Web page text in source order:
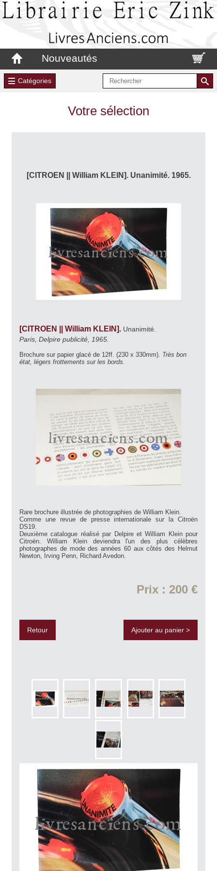
Nouveautés
Catégories
Votre sélection
[CITROEN || William KLEIN]. Unanimité. 1965.
[CITROEN || William KLEIN]. Unanimité.
Paris, Delpire publicité, 1965.
Brochure sur papier glacé de 12ff. (230 x 330mm). Très bon
état, légers frottements sur les bords.
Rare brochure illustrée de photographies de William Klein.
Comme une revue de presse internationale sur la Citroën
DS19.
Deuxième catalogue réalisé par Delpire et William Klein pour
Citroën. William Klein deviendra l'un des plus célèbres
photographes de mode des années 60 aux côtés des Helmut
Newton, Irving Penn, Richard Avedon.
Prix : 200 €
Retour Ajouter au panier >